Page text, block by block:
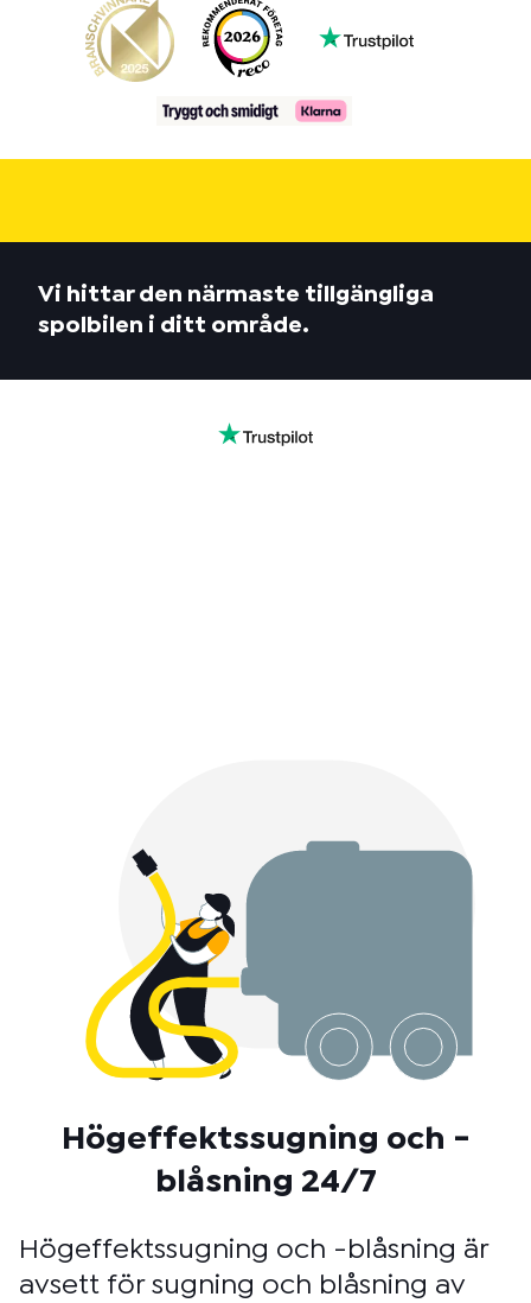
Vi hittar den närmaste tillgängliga
spolbilen i ditt område.
Högeffektssugning och -
blåsning 24/7
Högeffektssugning och -blåsning är
avsett för sugning och blåsning av